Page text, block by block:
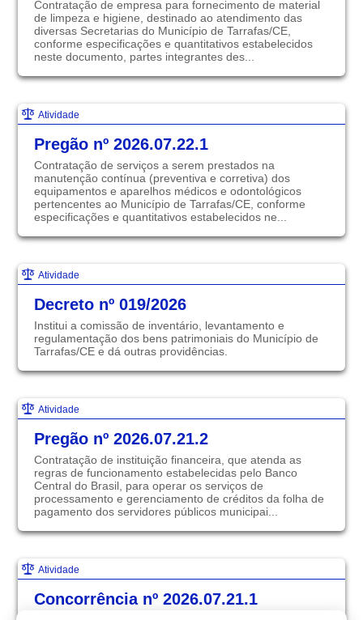
Contratação de empresa para fornecimento de material
de limpeza e higiene, destinado ao atendimento das
diversas Secretarias do Município de Tarrafas/CE,
conforme especificações e quantitativos estabelecidos
neste documento, partes integrantes des...
Atividade
Pregão nº 2026.07.22.1
Contratação de serviços a serem prestados na
manutenção contínua (preventiva e corretiva) dos
equipamentos e aparelhos médicos e odontológicos
pertencentes ao Município de Tarrafas/CE, conforme
especificações e quantitativos estabelecidos ne...
Atividade
Decreto nº 019/2026
Institui a comissão de inventário, levantamento e
regulamentação dos bens patrimoniais do Município de
Tarrafas/CE e dá outras providências.
Atividade
Pregão nº 2026.07.21.2
Contratação de instituição financeira, que atenda as
regras de funcionamento estabelecidas pelo Banco
Central do Brasil, para operar os serviços de
processamento e gerenciamento de créditos da folha de
pagamento dos servidores públicos municipai...
Atividade
Concorrência nº 2026.07.21.1